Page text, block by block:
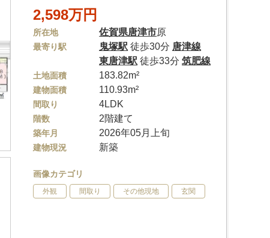
2,598万円
所在地 佐賀県唐津市原
最寄り駅 鬼塚駅 徒歩30分 唐津線
東唐津駅 徒歩33分筑肥線
土地面積 183.82m²
建物面積 110.93m²
間取り 4LDK
階数 2階建て
築年月 2026年05月上旬
建物現況 新築
画像カテゴリ
外観 間取り その他現地 玄関